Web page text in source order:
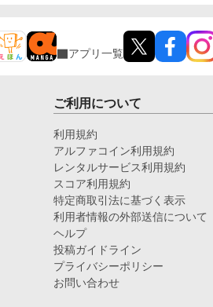
アプリ一覧
ご利用について
利用規約
アルファコイン利用規約
レンタルサービス利用規約
スコア利用規約
特定商取引法に基づく表示
利用者情報の外部送信について
ヘルプ
投稿ガイドライン
プライバシーポリシー
お問い合わせ